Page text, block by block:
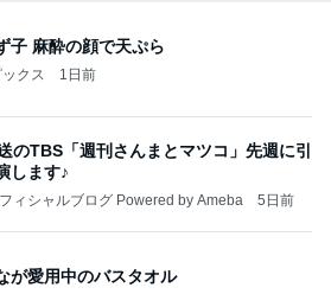
子 麻酔の顔で天ぷら
クス 1日前
のTBS「週刊さんまとマツコ」先週に引
します♪
ィシャルブログ Powered by Ameba 5日前
が愛用中のバスタオル